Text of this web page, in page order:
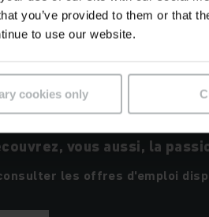
you’ve provided to them or that
to use our website.
cookies only
vous aussi, la
les offres d'emploi